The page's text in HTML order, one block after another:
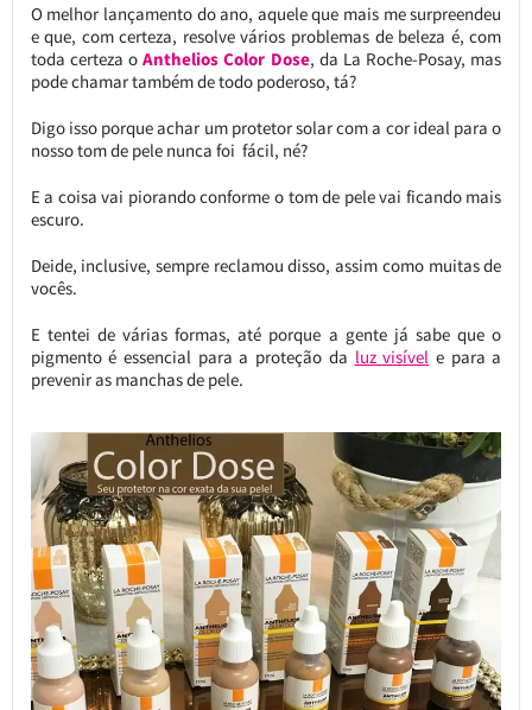
O melhor lançamento do ano, aquele que mais me surpreendeu
e que, com certeza, resolve vários problemas de beleza é, com
toda certeza oAnthelios Color Dose, da La Roche-Posay, mas
pode chamar também de todo poderoso, tá?
Digo isso porque achar um protetor solar com a cor ideal para o
nosso tom de pele nunca foi fácil, né?
E a coisa vai piorando conforme o tom de pele vai ficando mais
escuro.
Deide, inclusive, sempre reclamou disso, assim como muitas de
vocês.
E tentei de várias formas, até porque a gente já sabe que o
pigmento é essencial para a proteção da luz visível e para a
prevenir as manchas de pele.